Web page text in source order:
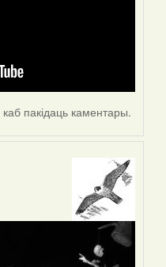
каб пакідаць каментары.